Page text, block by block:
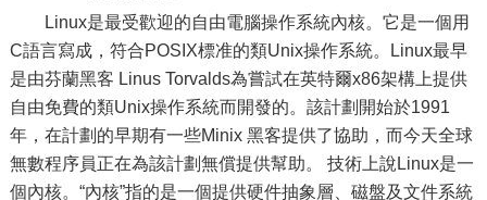
Linux是最受歡迎的自由電腦操作系統內核。它是一個用
C語言寫成，符合POSIX標准的類Unix操作系統。Linux最早
是由芬蘭黑客 Linus Torvalds為嘗試在英特爾x86架構上提供
自由免費的類Unix操作系統而開發的。該計劃開始於1991
年，在計劃的早期有一些Minix 黑客提供了協助，而今天全球
無數程序員正在為該計劃無償提供幫助。 技術上說Linux是一
個內核。“內核”指的是一個提供硬件抽象層、磁盤及文件系統